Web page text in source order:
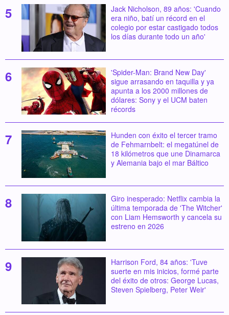
Jack Nicholson, 89 años: 'Cuando
era niño, batí un récord en el
colegio por estar castigado todos
los días durante todo un año'
'Spider-Man: Brand New Day'
sigue arrasando en taquilla y ya
apunta a los 2000 millones de
dólares: Sony y el UCM baten
récords
Hunden con éxito el tercer tramo
de Fehmarnbelt: el megatúnel de
18 kilómetros que une Dinamarca
y Alemania bajo el mar Báltico
Giro inesperado: Netflix cambia la
última temporada de 'The Witcher'
con Liam Hemsworth y cancela su
estreno en 2026
Harrison Ford, 84 años: 'Tuve
suerte en mis inicios, formé parte
del éxito de otros: George Lucas,
Steven Spielberg, Peter Weir'